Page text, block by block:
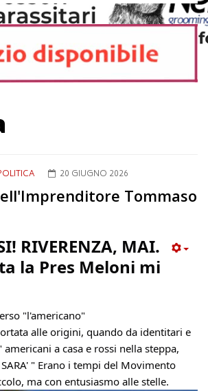
20 GIUGNO 2026
Tommaso
RIVERENZA, MAI.
la Pres Meloni mi
"l'americano"
alle origini, quando da identitari e
a casa e rossi nella steppa,
SARA' " Erano i tempi del Movimento
ma con entusiasmo alle stelle.